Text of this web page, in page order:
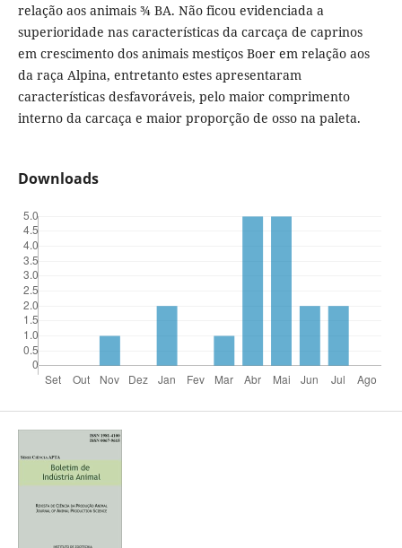
relação aos animais ¾ BA. Não ficou evidenciada a
superioridade nas características da carcaça de caprinos
em crescimento dos animais mestiços Boer em relação aos
da raça Alpina, entretanto estes apresentaram
características desfavoráveis, pelo maior comprimento
interno da carcaça e maior proporção de osso na paleta.
Downloads